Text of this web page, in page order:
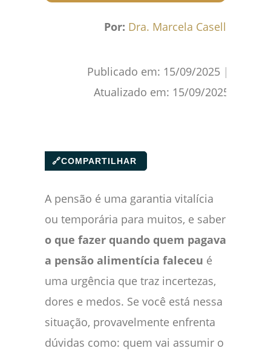
Por: Dra. Marcela Caselli
Publicado em: 15/09/2025 |
Atualizado em: 15/09/2025
🔗COMPARTILHAR
A pensão é uma garantia vitalícia
ou temporária para muitos, e saber
o que fazer quando quem pagava
a pensão alimentícia faleceu é
uma urgência que traz incertezas,
dores e medos. Se você está nessa
situação, provavelmente enfrenta
dúvidas como: quem vai assumir o